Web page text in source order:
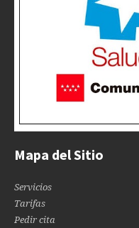
Mapa del Sitio
Servicios
Tarifas
Pedir cita